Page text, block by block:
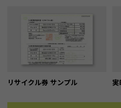
リサイクル券 サンプル 実